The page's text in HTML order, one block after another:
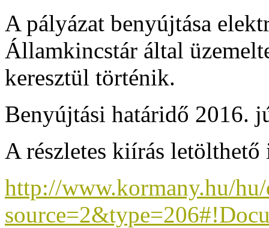
A pályázat benyújtása
Államkincstár által
keresztül történik.
Benyújtási határidő 2016.
A részletes kiírás letölthető
http://www.kormany.hu/